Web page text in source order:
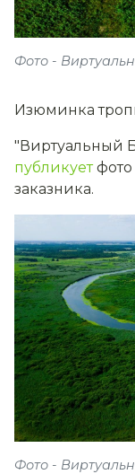
Фото -
Изюминка
"Виртуальный
публикует
заказника.
Фото -